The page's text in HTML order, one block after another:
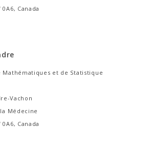
Canada
Mathématiques et de Statistique
Vachon
Médecine
Canada